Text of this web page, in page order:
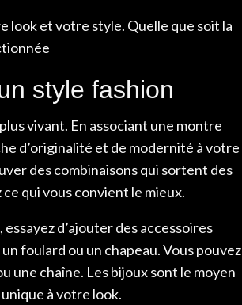
look et votre style. Quelle que soit la
style fashion
vivant. En associant une montre
d’originalité et de modernité à votre
des combinaisons qui sortent des
qui vous convient le mieux.
d’ajouter des accessoires
foulard ou un chapeau. Vous pouvez
une chaîne. Les bijoux sont le moyen
à votre look.